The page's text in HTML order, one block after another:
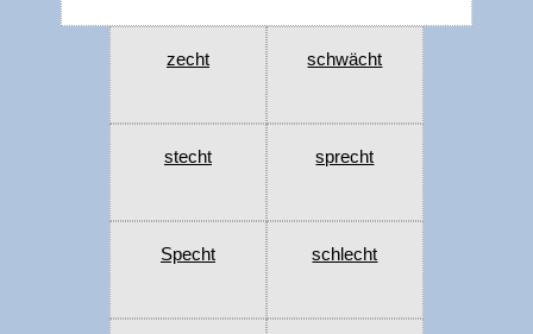
zecht schwächt
stecht sprecht
Specht schlecht